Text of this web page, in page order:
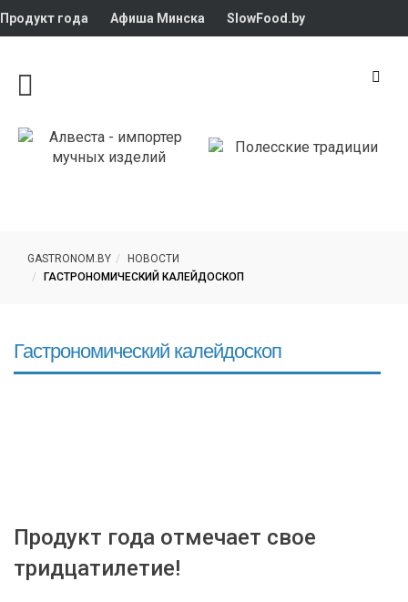
Продукт года Афиша Минска SlowFood.by
GASTRONOM.BY
НОВОСТИ
ГАСТРОНОМИЧЕСКИЙ КАЛЕЙДОСКОП
Гастрономический калейдоскоп
Продукт года отмечает свое
тридцатилетие!